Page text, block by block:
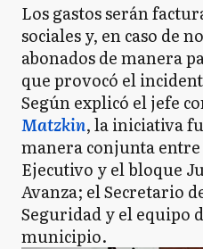
Los gastos serán
sociales y, en caso de
abonados de manera
que provocó el
Según explicó el jefe
Matzkin, la iniciativa
manera conjunta
Ejecutivo y el bloque
Avanza; el Secretario
Seguridad y el equipo
municipio.